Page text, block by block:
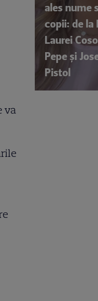
va
ales nume
copii: de la
Laurei
Pepe și
Pistol